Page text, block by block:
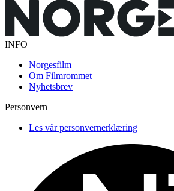
INFO
Norgesfilm
Om Filmrommet
Nyhetsbrev
Personvern
Les vår personvernerklæring